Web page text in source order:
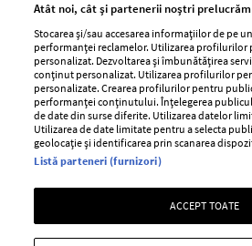
GSP
Unica
Baby
Retete
Viva
Pariază responsabil! Decizia ONJN
Jocurile de noroc sunt
Copyright © 2026 Ringier
Atât noi, cât și partenerii noștri
Stocarea și/sau accesarea informațiilor de pe
performanței reclamelor. Utilizarea
personalizat. Dezvoltarea și îmbunătățirea
conținut personalizat. Utilizarea profilurilor
personalizate. Crearea profilurilor pentru
performanței conținutului. Înțelegerea
de date din surse diferite. Utilizarea datelor
Utilizarea de date limitate pentru a selecta
geolocație și identificarea prin scanarea
Listă parteneri (furnizori)
ACCEPT TOATE